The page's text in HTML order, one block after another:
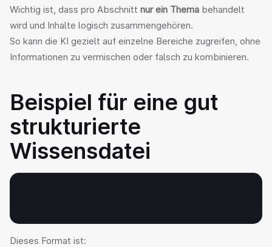
Wichtig ist, dass pro Abschnitt nur ein Thema behandelt
wird und Inhalte logisch zusammengehören.
So kann die KI gezielt auf einzelne Bereiche zugreifen, ohne
Informationen zu vermischen oder falsch zu kombinieren.
Beispiel für eine gut
strukturierte
Wissensdatei
Dieses Format ist: